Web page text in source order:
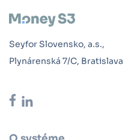
Seyfor Slovensko, a.s.,
Plynárenská 7/C, Bratislava